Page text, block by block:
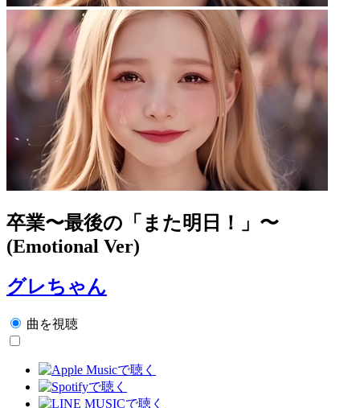
卒業〜最後の「また明日！」〜
(Emotional Ver)
グレちゃん
曲を視聴